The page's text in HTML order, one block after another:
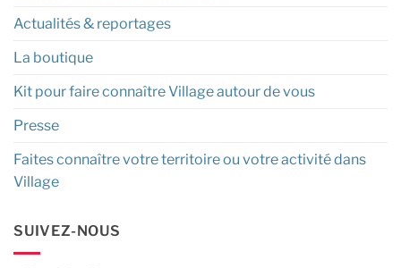
Actualités & reportages
La boutique
Kit pour faire connaître Village autour de vous
Presse
Faites connaître votre territoire ou votre activité dans
Village
SUIVEZ-NOUS